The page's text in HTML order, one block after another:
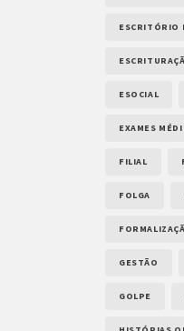
ESCRITÓRIO
ESOCIAL
EXAMES
FILIAL
FOLGA
GESTÃO
GOLPE